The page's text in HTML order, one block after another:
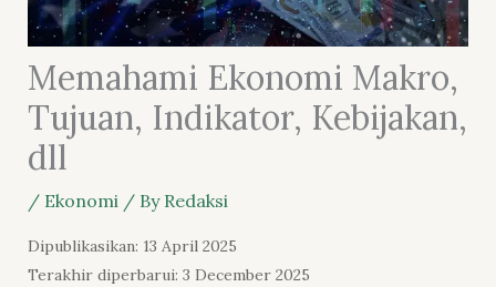
Memahami Ekonomi Makro,
Tujuan, Indikator, Kebijakan,
dll
/ Ekonomi/ By Redaksi
Dipublikasikan: 13 April 2025
Terakhir diperbarui: 3 December 2025